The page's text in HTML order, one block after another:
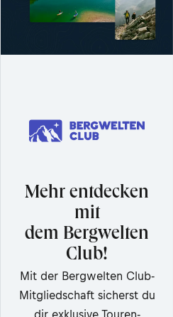
Mehr entdecken
mit
dem Bergwelten
Club!
Mit der Bergwelten Club-
Mitgliedschaft sicherst du
dir exklusive Touren-